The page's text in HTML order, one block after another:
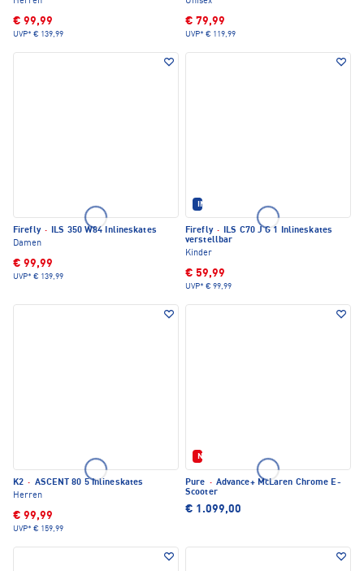
€ 99,99
UVP* € 139,99
€ 79,99
UVP* € 119,99
Firefly · ILS 350 W84 Inlineskates
Damen
€ 99,99
UVP* € 139,99
IM SET ERHÄLTLICH
Firefly · ILS C70 J G 1 Inlineskates
verstellbar
Kinder
€ 59,99
UVP* € 99,99
K2 · ASCENT 80 5 Inlineskates
Herren
€ 99,99
UVP* € 159,99
Neu
Pure · Advance+ McLaren Chrome E-
Scooter
€ 1.099,00